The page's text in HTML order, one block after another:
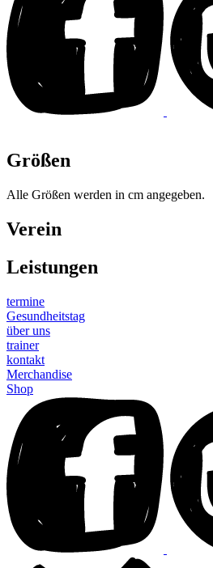
Größen
Alle Größen werden in cm angegeben.
Verein
Leistungen
termine
Gesundheitstag
über uns
trainer
kontakt
Merchandise
Shop